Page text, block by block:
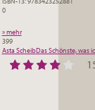
0
» mehr
399
Asta ScheibDas Schönste, was